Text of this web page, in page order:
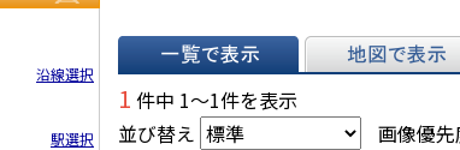
沿線選択
駅選択
一覧で表示
1 件中 1～1件を表示
並び替え
画像優先